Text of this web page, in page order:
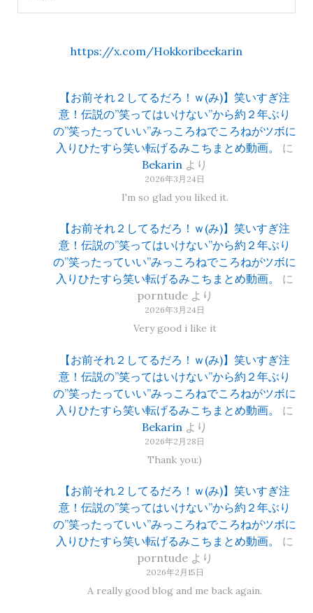
索:
https://x.com/Hokkoribeekarin
【お前それ２してるだろ！ｗ(み)】笑いすぎ注
意！伝説の”笑ってはいけない”から約２年ぶり
の”笑ったっていい”みっころねでころねがツボに
入りひたすら笑い転げるみこちまとめ動画。
に
Bekarin より
2026年3月24日
I'm so glad you liked it.
【お前それ２してるだろ！ｗ(み)】笑いすぎ注
意！伝説の”笑ってはいけない”から約２年ぶり
の”笑ったっていい”みっころねでころねがツボに
入りひたすら笑い転げるみこちまとめ動画。
に
porntudeより
2026年3月24日
Very good i like it
【お前それ２してるだろ！ｗ(み)】笑いすぎ注
意！伝説の”笑ってはいけない”から約２年ぶり
の”笑ったっていい”みっころねでころねがツボに
入りひたすら笑い転げるみこちまとめ動画。
に
Bekarin より
2026年2月28日
Thank you:)
【お前それ２してるだろ！ｗ(み)】笑いすぎ注
意！伝説の”笑ってはいけない”から約２年ぶり
の”笑ったっていい”みっころねでころねがツボに
入りひたすら笑い転げるみこちまとめ動画。
に
porntudeより
2026年2月15日
A really good blog and me back again.